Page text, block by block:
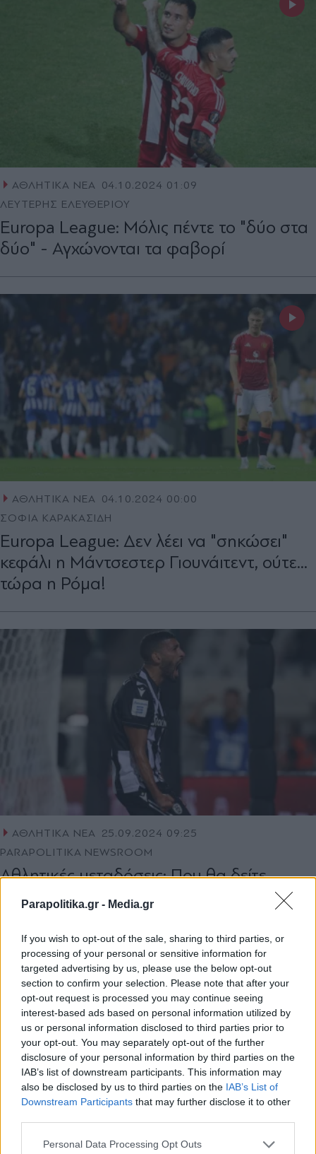
Parapolitika.gr - Media.gr
If you wish to opt-out of the sale, sharing to third parties, or
processing of your personal or sensitive information for
targeted advertising by us, please use the below opt-out
section to confirm your selection. Please note that after your
opt-out request is processed you may continue seeing
interest-based ads based on personal information utilized by
us or personal information disclosed to third parties prior to
your opt-out. You may separately opt-out of the further
disclosure of your personal information by third parties on the
IAB’s list of downstream participants. This information may
also be disclosed by us to third parties on the IAB’s List of
Downstream Participants that may further disclose it to other
Personal Data Processing Opt Outs
ΑΘΛΗΤΙΚΑ ΝΕΑ 04.10.2024 01:09
ΛΕΥΤΕΡΗΣ ΕΛΕΥΘΕΡΙΟΥ
Europa League: Μόλις πέντε το "δύο στα
δύο" - Αγχώνονται τα φαβορί
ΑΘΛΗΤΙΚΑ ΝΕΑ
04.10.2024 00:00
ΣΟΦΙΑ ΚΑΡΑΚΑΣΙΔΗ
Europa League: Δεν λέει να "σηκώσει"
κεφάλι η Μάντσεστερ Γιουνάιτεντ, ούτε...
τώρα η Ρόμα!
ΑΘΛΗΤΙΚΑ ΝΕΑ 25.09.2024 09:25
PARAPOLITIKA NEWSROOM
Αθλητικές μεταδόσεις: Που θα δείτε
Γαλατασαράι - ΠΑΟΚ και τις "μάχες" του
Εγγραφή στο newsletter